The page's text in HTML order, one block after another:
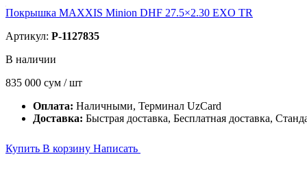
Покрышка MAXXIS Minion DHF 27.5×2.30 EXO TR
Артикул: P-1127835
В наличии
835 000 сум / шт
Оплата: Наличными, Терминал UzCard
Доставка: Быстрая доставка, Бесплатная доставка,
Купить В корзину Написать